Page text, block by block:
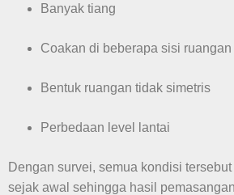
Banyak tiang
Coakan di beberapa sisi ruangan
Bentuk ruangan tidak simetris
Perbedaan level lantai
Dengan survei, semua kondisi
sejak awal sehingga hasil